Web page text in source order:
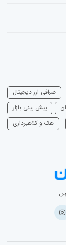
صرافی ارز دیجیتال
پیش بینی بازار
هک و کلاهبرداری